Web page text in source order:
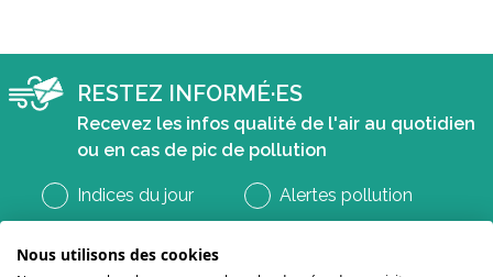
RESTEZ INFORMÉ·ES
Recevez les infos qualité de l'air au quotidien
ou en cas de pic de pollution
Indices du jour Alertes pollution
Nous utilisons des cookies